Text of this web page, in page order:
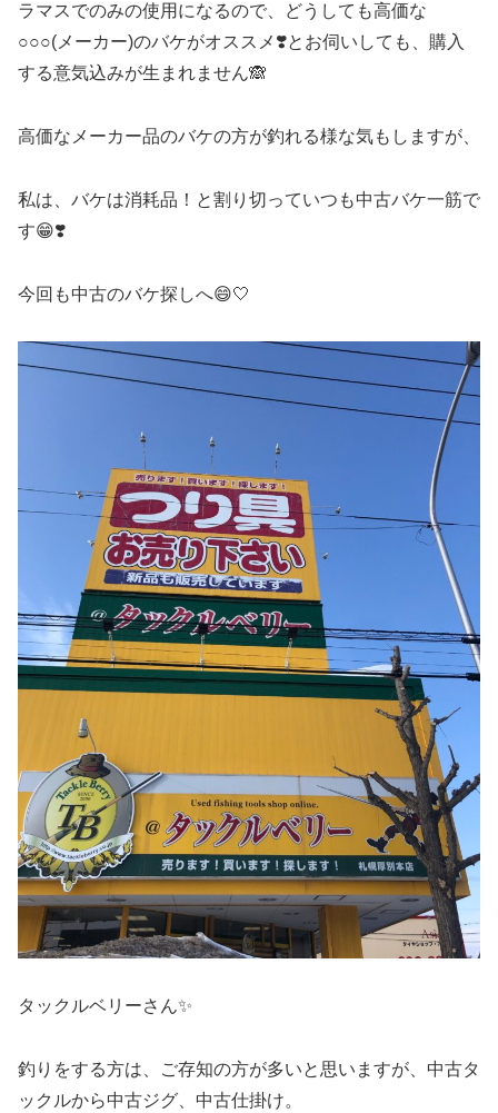
ラマスでのみの使用になるので、どうしても高価な
○○○(メーカー)のバケがオススメ❣️とお伺いしても、購入
する意気込みが生まれません🙈
高価なメーカー品のバケの方が釣れる様な気もしますが、
私は、バケは消耗品！と割り切っていつも中古バケ一筋で
す😁❣️
今回も中古のバケ探しへ😄🤍
タックルベリーさん✨
釣りをする方は、ご存知の方が多いと思いますが、中古タ
ックルから中古ジグ、中古仕掛け。